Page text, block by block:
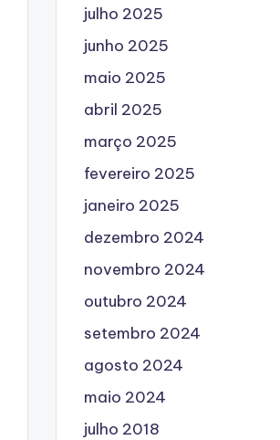
julho 2025
junho 2025
maio 2025
abril 2025
março 2025
fevereiro 2025
janeiro 2025
dezembro 2024
novembro 2024
outubro 2024
setembro 2024
agosto 2024
maio 2024
julho 2018